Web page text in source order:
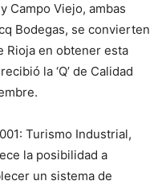
Campo Viejo, ambas
Bodegas, se convierten
Rioja en obtener esta
la ‘Q’ de Calidad
Turismo Industrial,
la posibilidad a
un sistema de